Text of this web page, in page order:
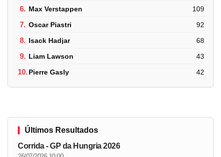
6. Max Verstappen 109
7. Oscar Piastri 92
8. Isack Hadjar 68
9. Liam Lawson 43
10.Pierre Gasly 42
Últimos Resultados
Corrida - GP da Hungria 2026